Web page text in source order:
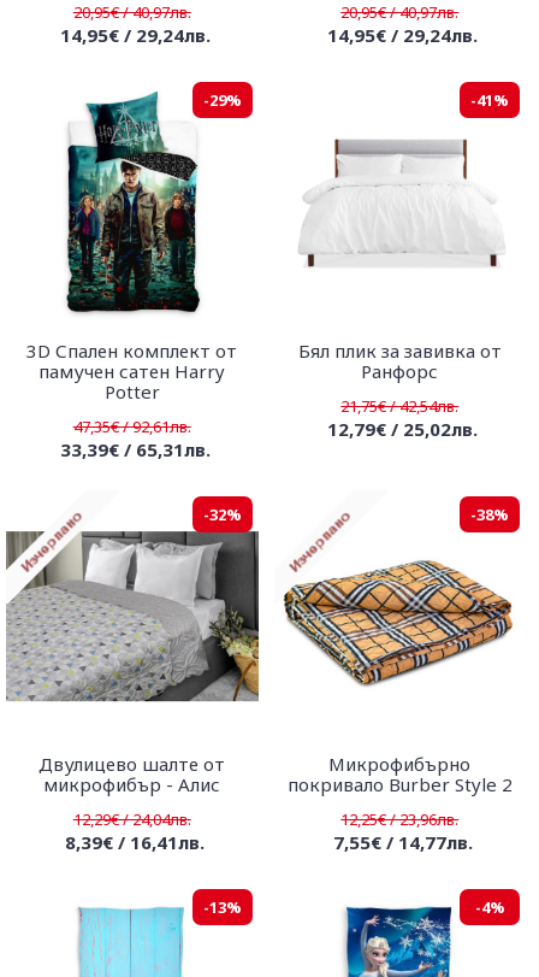
20,95€ / 40,97лв.
14,95€ / 29,24лв.
20,95€ / 40,97лв.
14,95€ / 29,24лв.
-29%
3D Спален комплект от
памучен сатен Harry
Potter
47,35€ / 92,61лв.
33,39€ / 65,31лв.
-41%
Бял плик за завивка от
Ранфорс
21,75€ / 42,54лв.
12,79€ / 25,02лв.
-32%
Двулицево шалте от
микрофибър - Алис
12,29€ / 24,04лв.
8,39€ / 16,41лв.
-38%
Микрофибърно
покривало Burber Style 2
12,25€ / 23,96лв.
7,55€ / 14,77лв.
-13% -4%